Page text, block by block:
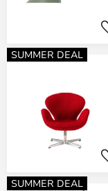
SUMMER DEAL
SUMMER DEAL